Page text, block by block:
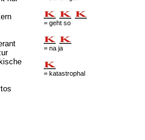
= geht so
= na ja
= katastrophal